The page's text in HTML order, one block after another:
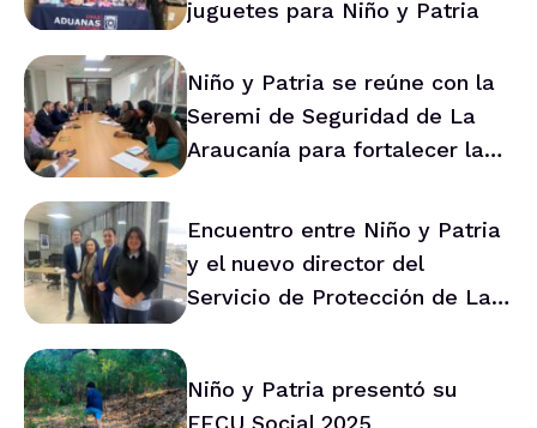
juguetes para Niño y Patria
Niño y Patria se reúne con la
Seremi de Seguridad de La
Araucanía para fortalecer la
Encuentro entre Niño y Patria
y el nuevo director del
Servicio de Protección de La
Niño y Patria presentó su
FECU Social 2025